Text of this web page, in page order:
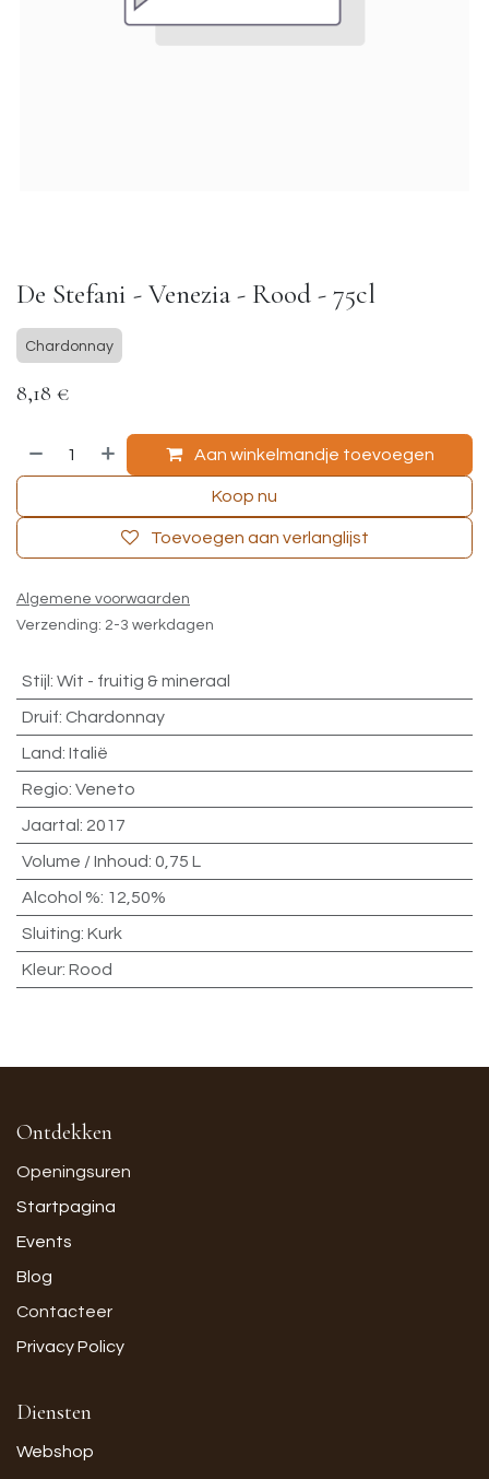
De Stefani - Venezia - Rood - 75cl
Chardonnay
8,18 €
Aan winkelmandje toevoegen
Koop nu
Toevoegen aan verlanglijst
Algemene voorwaarden
Verzending: 2-3 werkdagen
Stijl : Wit - fruitig & mineraal
Druif: Chardonnay
Land: Italië
Regio: Veneto
Jaartal : 2017
Volume / Inhoud: 0,75 L
Alcohol %: 12,50%
Sluiting: Kurk
Kleur: Rood
Ontdekken
Openingsuren
Startpagina
Events
Blog
Contacteer
Privacy Policy
Diensten
Webshop